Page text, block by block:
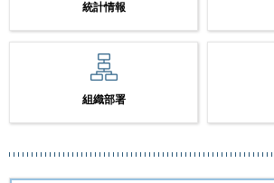
統計情報
組織部署